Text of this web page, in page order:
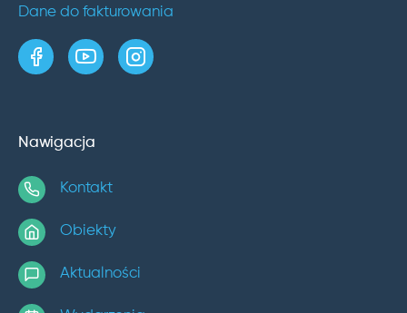
Dane do fakturowania
strona w serwisie Facebook
kanał w serwisie YouTube
profil w serwisie Instagram
Nawigacja
Kontakt
Obiekty
Aktualności